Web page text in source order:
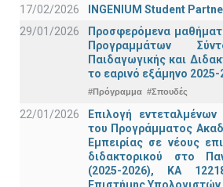
17/02/2026
INGENIUM Student
29/01/2026
Προσφερόμενα
Προγραμμάτων
Παιδαγωγικής και
το εαρινό εξάμηνο 2025-
#Πρόγραμμα #Σπουδές
22/01/2026
Επιλογή
του Προγράμματος
Εμπειρίας σε νέους
διδακτορικού στο
(2025-2026), ΚΑ